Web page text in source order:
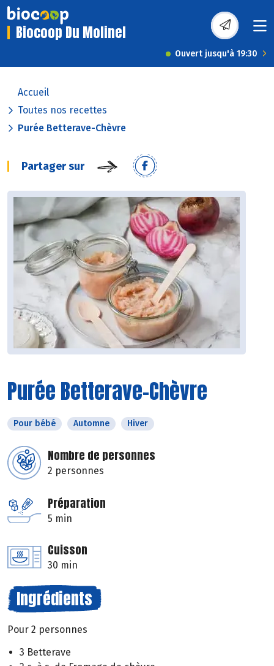
Biocoop Du Molinel
Ouvert jusqu'à 19:30
Accueil
Toutes nos recettes
Purée Betterave-Chèvre
Partager sur
Purée Betterave-Chèvre
Pour bébé Automne Hiver
Nombre de personnes
2 personnes
Préparation
5 min
Cuisson
30 min
Ingrédients
Pour 2 personnes
3 Betterave